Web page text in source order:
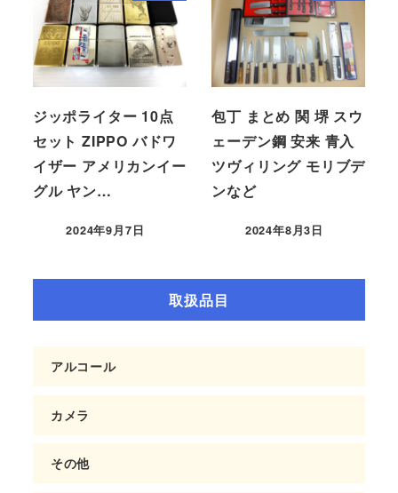
ジッポライター 10点
セット ZIPPO バドワ
イザー アメリカンイー
グル ヤン…
2024年9月7日
包丁 まとめ 関 堺 スウ
ェーデン鋼 安来 青入
ツヴィリング モリブデ
ンなど
2024年8月3日
取扱品目
アルコール
カメラ
その他